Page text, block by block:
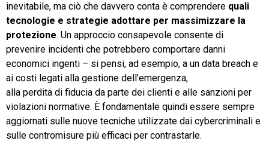
inevitabile, ma ciò che davvero conta è comprendere quali
tecnologie e strategie adottare per massimizzare la
protezione. Un approccio consapevole consente di
prevenire incidenti che potrebbero comportare danni
economici ingenti – si pensi, ad esempio, a un data breach e
ai costi legati alla gestione dell’emergenza,
alla perdita di fiducia da parte dei clienti e alle sanzioni per
violazioni normative. È fondamentale quindi essere sempre
aggiornati sulle nuove tecniche utilizzate dai cybercriminali e
sulle contromisure più efficaci per contrastarle.